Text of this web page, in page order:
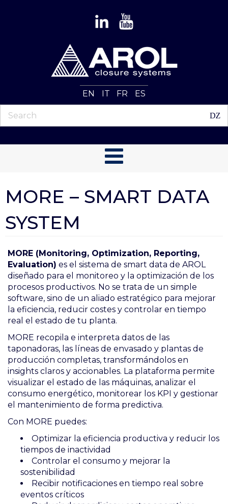
EN IT FR ES
MORE – SMART DATA
SYSTEM
MORE (Monitoring, Optimization, Reporting,
Evaluation) es el sistema de smart data de AROL
diseñado para el monitoreo y la optimización de los
procesos productivos. No se trata de un simple
software, sino de un aliado estratégico para mejorar
la eficiencia, reducir costes y controlar en tiempo
real el estado de tu planta.
MORE recopila e interpreta datos de las
taponadoras, las líneas de envasado y plantas de
producción completas, transformándolos en
insights claros y accionables. La plataforma permite
visualizar el estado de las máquinas, analizar el
consumo energético, monitorear los KPI y gestionar
el mantenimiento de forma predictiva.
Con MORE puedes:
Optimizar la eficiencia productiva y reducir los
tiempos de inactividad
Controlar el consumo y mejorar la
sostenibilidad
Recibir notificaciones en tiempo real sobre
eventos críticos